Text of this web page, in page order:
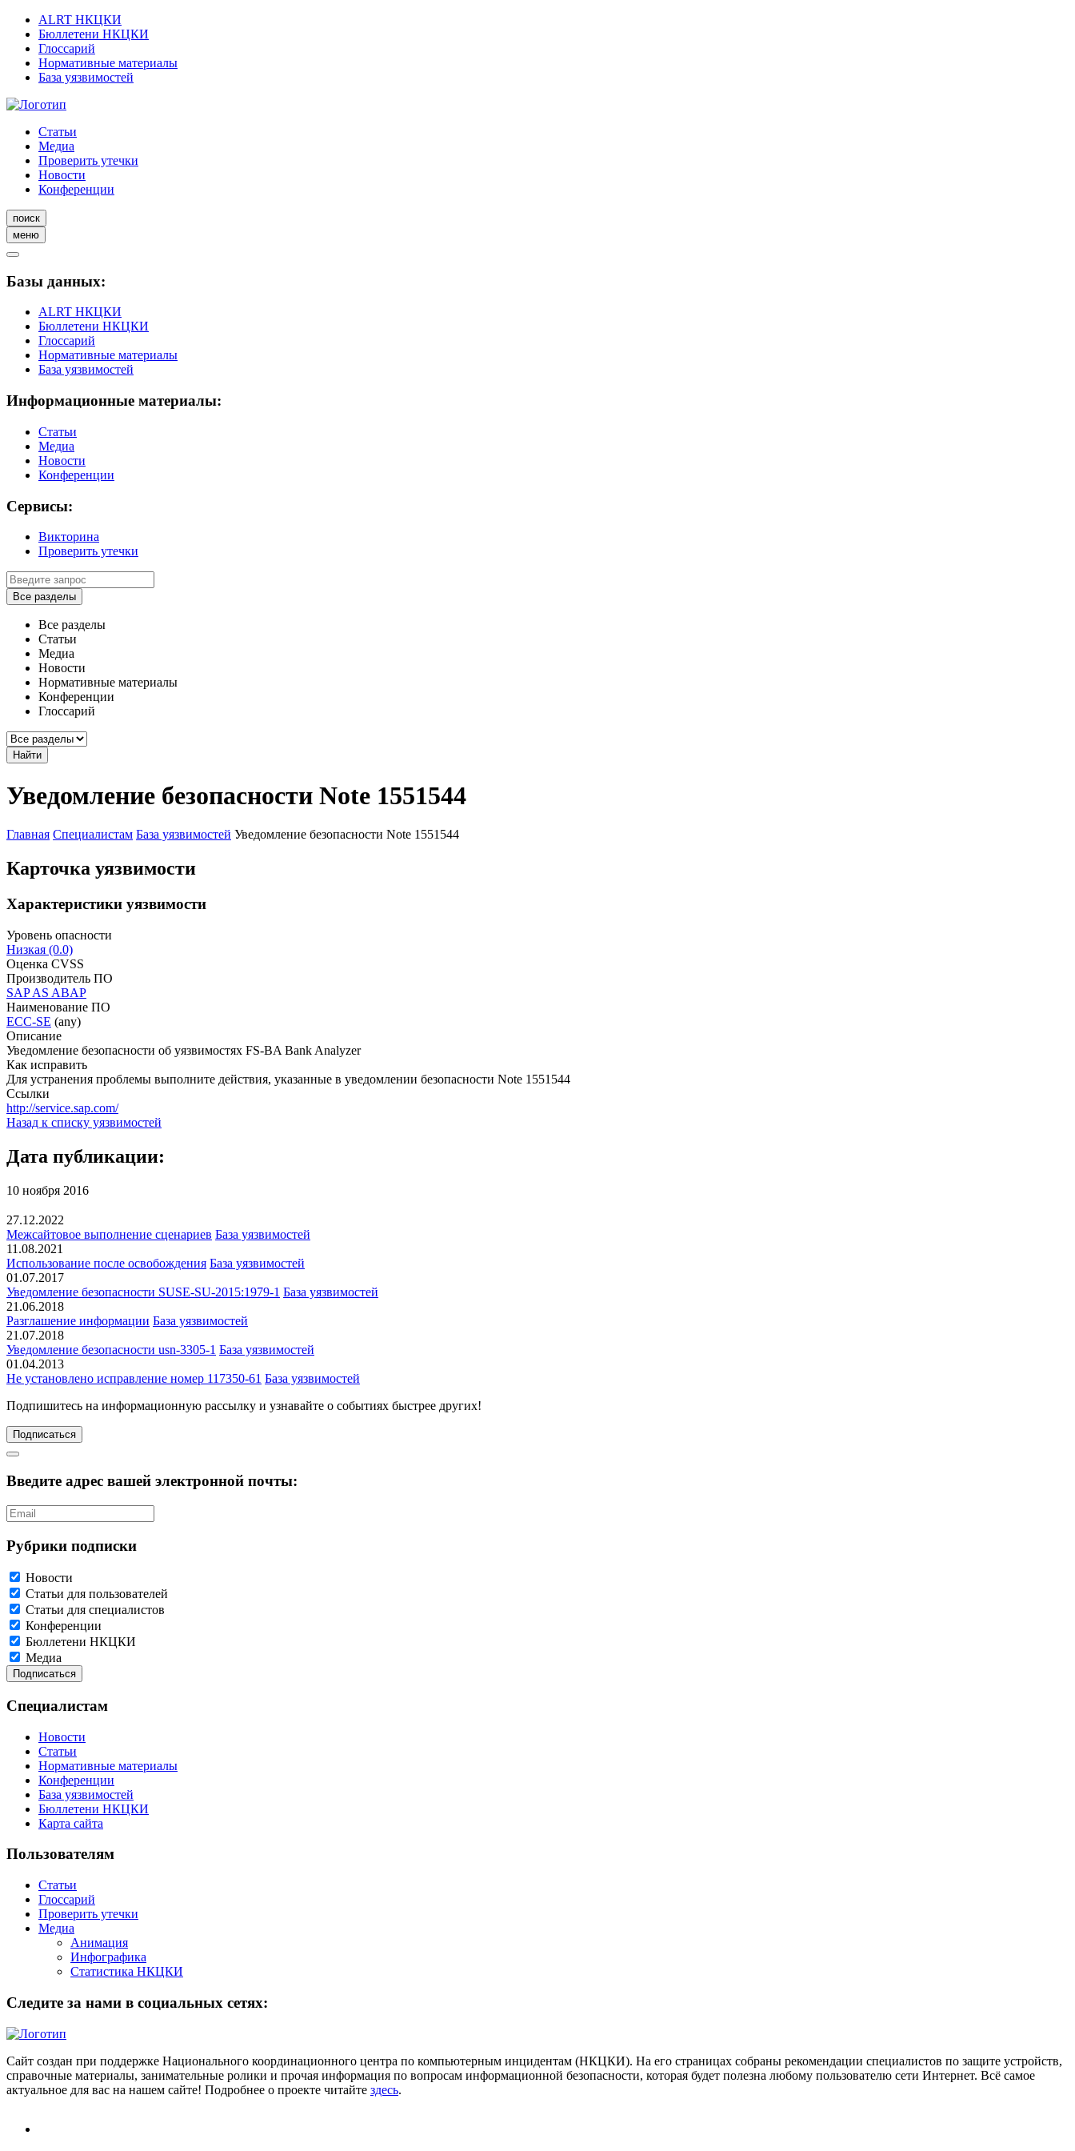
ALRT НКЦКИ
Бюллетени НКЦКИ
Глоссарий
Нормативные материалы
База уязвимостей
Статьи
Медиа
Проверить утечки
Новости
Конференции
поиск
меню
Базы данных:
ALRT НКЦКИ
Бюллетени НКЦКИ
Глоссарий
Нормативные материалы
База уязвимостей
Информационные материалы:
Статьи
Медиа
Новости
Конференции
Сервисы:
Викторина
Проверить утечки
Все разделы
Все разделы
Статьи
Медиа
Новости
Нормативные материалы
Конференции
Глоссарий
Найти
Уведомление безопасности Note 1551544
Главная Специалистам База уязвимостей Уведомление безопасности Note 1551544
Карточка уязвимости
Характеристики уязвимости
Уровень опасности
Низкая (0.0)
Оценка CVSS
Производитель ПО
SAP AS ABAP
Наименование ПО
ECC-SE (any)
Описание
Уведомление безопасности об уязвимостях FS-BA Bank Analyzer
Как исправить
Для устранения проблемы выполните действия, указанные в уведомлении безопасности Note 1551544
Ссылки
http://service.sap.com/
Назад к списку уязвимостей
Дата публикации:
10 ноября 2016
27.12.2022
Межсайтовое выполнение сценариев База уязвимостей
11.08.2021
Использование после освобождения База уязвимостей
01.07.2017
Уведомление безопасности SUSE-SU-2015:1979-1 База уязвимостей
21.06.2018
Разглашение информации База уязвимостей
21.07.2018
Уведомление безопасности usn-3305-1 База уязвимостей
01.04.2013
Не установлено исправление номер 117350-61 База уязвимостей
Подпишитесь на информационную рассылку и узнавайте о событиях быстрее других!
Подписаться
Введите адрес вашей электронной почты:
Рубрики подписки
Новости
Статьи для пользователей
Статьи для специалистов
Конференции
Бюллетени НКЦКИ
Медиа
Специалистам
Новости
Статьи
Нормативные материалы
Конференции
База уязвимостей
Бюллетени НКЦКИ
Карта сайта
Пользователям
Статьи
Глоссарий
Проверить утечки
Медиа
Анимация
Инфографика
Статистика НКЦКИ
Следите за нами в социальных сетях:
Сайт создан при поддержке Национального координационного центра по компьютерным инцидентам (НКЦКИ). На его страницах собраны рекомендации специалистов по защите устройств,
справочные материалы, занимательные ролики и прочая информация по вопросам информационной безопасности, которая будет полезна любому пользователю сети Интернет. Всё самое
актуальное для вас на нашем сайте! Подробнее о проекте читайте здесь.